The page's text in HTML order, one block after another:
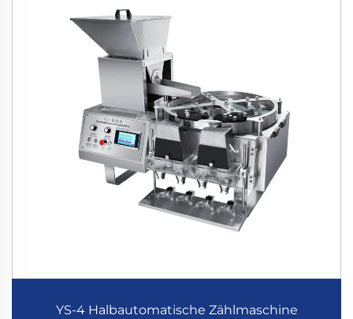
YS-4 Halbautomatische Zählmaschine